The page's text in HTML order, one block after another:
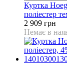
Куртка
поліестер
2 909 грн
Немає в